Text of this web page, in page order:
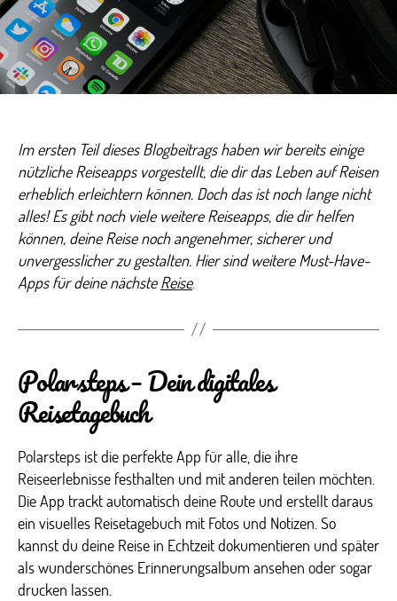
Deine
unverzichtbaren
Begleiter
auf
Reisen
Im ersten Teil dieses Blogbeitrags haben wir bereits einige
nützliche Reiseapps vorgestellt, die dir das Leben auf Reisen
erheblich erleichtern können. Doch das ist noch lange nicht
alles! Es gibt noch viele weitere Reiseapps, die dir helfen
können, deine Reise noch angenehmer, sicherer und
unvergesslicher zu gestalten. Hier sind weitere Must-Have-
Apps für deine nächsteReise.
Polarsteps – Dein digitales
Reisetagebuch
Polarsteps ist die perfekte App für alle, die ihre
Reiseerlebnisse festhalten und mit anderen teilen möchten.
Die App trackt automatisch deine Route und erstellt daraus
ein visuelles Reisetagebuch mit Fotos und Notizen. So
kannst du deine Reise in Echtzeit dokumentieren und später
als wunderschönes Erinnerungsalbum ansehen oder sogar
drucken lassen.